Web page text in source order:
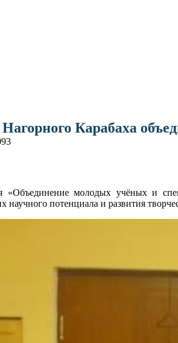
Карабаха
«Объединение молодых учёных и
научного потенциала и развития